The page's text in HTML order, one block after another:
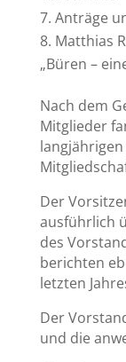
Anträge
Matthias
„Büren –
Nach dem
Mitglieder
Der
ausführlich
des
berichten
letzten
Der
und die